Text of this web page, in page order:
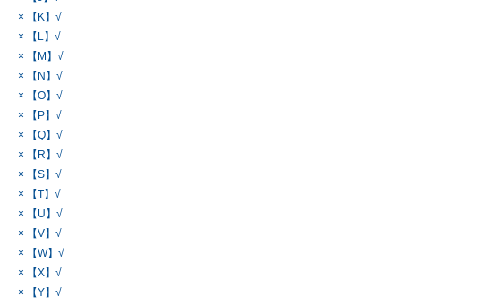
× 【K】√
× 【L】√
× 【M】√
× 【N】√
× 【O】√
× 【P】√
× 【Q】√
× 【R】√
× 【S】√
× 【T】√
× 【U】√
× 【V】√
× 【W】√
× 【X】√
× 【Y】√